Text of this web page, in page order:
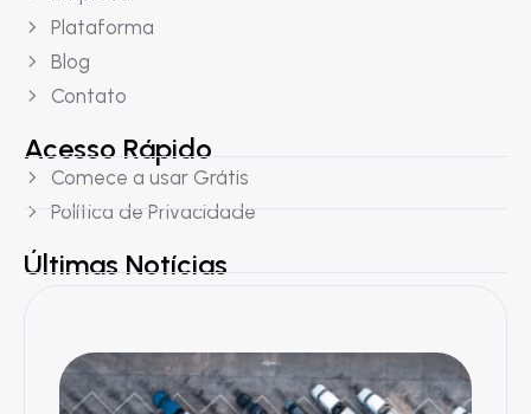
Plataforma
Blog
Contato
Acesso Rápido
Comece a usar Grátis
Política de Privacidade
Últimas Notícias